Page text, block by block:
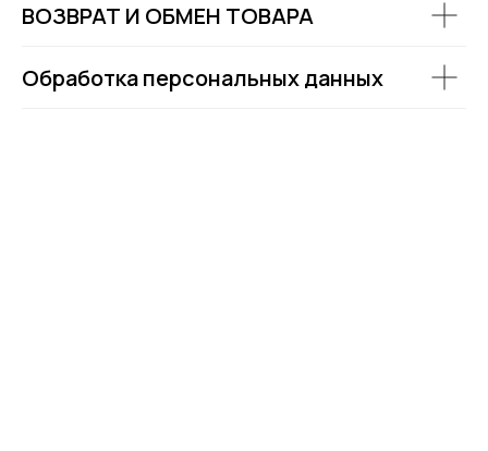
ВОЗВРАТ И ОБМЕН ТОВАРА
Обработка персональных данных